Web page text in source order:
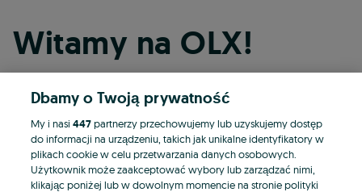
Witamy na OLX!
Kontynuuj przez Facebooka
Kontynuuj przez konto Apple
Dbamy o Twoją prywatność
My i nasi447partnerzy przechowujemy lub uzyskujemy dostęp
do informacji na urządzeniu, takich jak unikalne identyfikatory w
plikach cookie w celu przetwarzania danych osobowych.
Użytkownik może zaakceptować wybory lub zarządzać nimi,
klikając poniżej lub w dowolnym momencie na stronie polityki